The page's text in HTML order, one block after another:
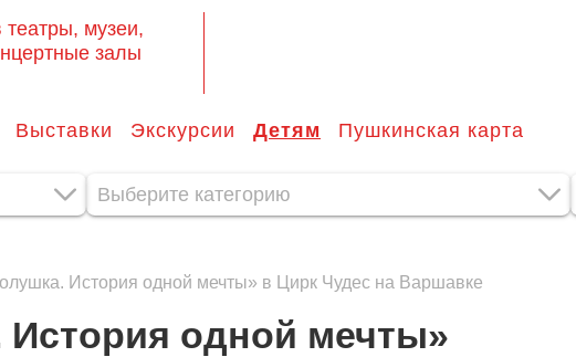
музеи,
залы
Выставки Экскурсии Детям Пушкинская карта
Выберите категорию
История одной мечты» в Цирк Чудес на Варшавке
История одной мечты»